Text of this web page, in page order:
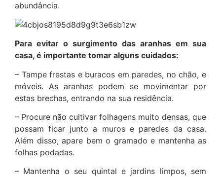
abundância.
Para evitar o surgimento das aranhas em sua
casa, é importante tomar alguns cuidados:
– Tampe frestas e buracos em paredes, no chão, e
móveis. As aranhas podem se movimentar por
estas brechas, entrando na sua residência.
– Procure não cultivar folhagens muito densas, que
possam ficar junto a muros e paredes da casa.
Além disso, apare bem o gramado e mantenha as
folhas podadas.
– Mantenha o seu quintal e jardins limpos, sem